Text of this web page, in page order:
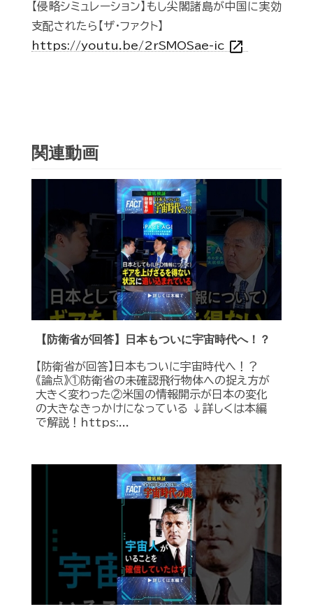
【侵略シミュレーション】もし尖閣諸島が中国に実効
支配されたら【ザ・ファクト】
https://youtu.be/2rSMOSae-ic open_in_new
関連動画
【防衛省が回答】日本もついに宇宙時代へ！？
【防衛省が回答】日本もついに宇宙時代へ！？
《論点》①防衛省の未確認飛行物体への捉え方が
大きく変わった②米国の情報開示が日本の変化
の大きなきっかけになっている ↓詳しくは本編
で解説！https:...